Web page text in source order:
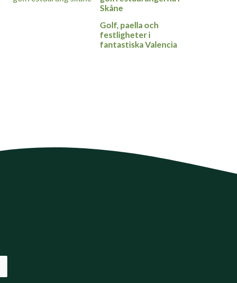
Skåne
Golf, paella och
festligheter i
fantastiska Valencia